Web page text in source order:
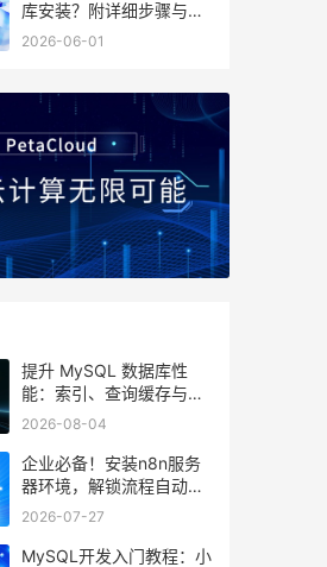
库安装？附详细步骤与技
巧
2026-06-01
提升 MySQL 数据库性
能：索引、查询缓存与参
数优化全解析
2026-08-04
企业必备！安装n8n服务
器环境，解锁流程自动化
工具
2026-07-27
MySQL开发入门教程：小